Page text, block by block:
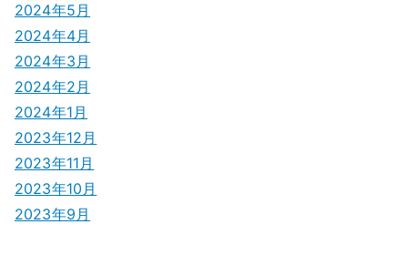
2024年5月
2024年4月
2024年3月
2024年2月
2024年1月
2023年12月
2023年11月
2023年10月
2023年9月